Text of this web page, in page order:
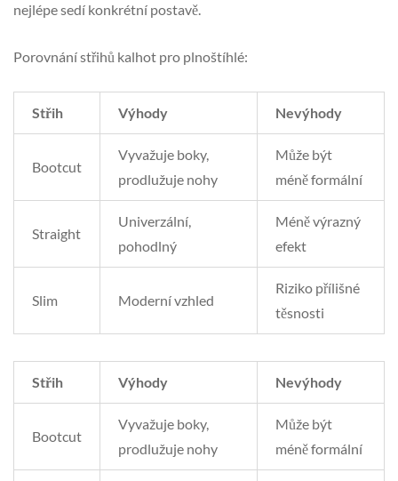
nejlépe sedí konkrétní postavě.
Porovnání střihů kalhot pro plnoštíhlé:
Střih Výhody Nevýhody
Bootcut
Vyvažuje boky,
prodlužuje nohy
Může být
méně formální
Straight
Univerzální,
pohodlný
Méně výrazný
efekt
Slim Moderní vzhled
Riziko přílišné
těsnosti
Střih Výhody Nevýhody
Bootcut
Vyvažuje boky,
prodlužuje nohy
Může být
méně formální